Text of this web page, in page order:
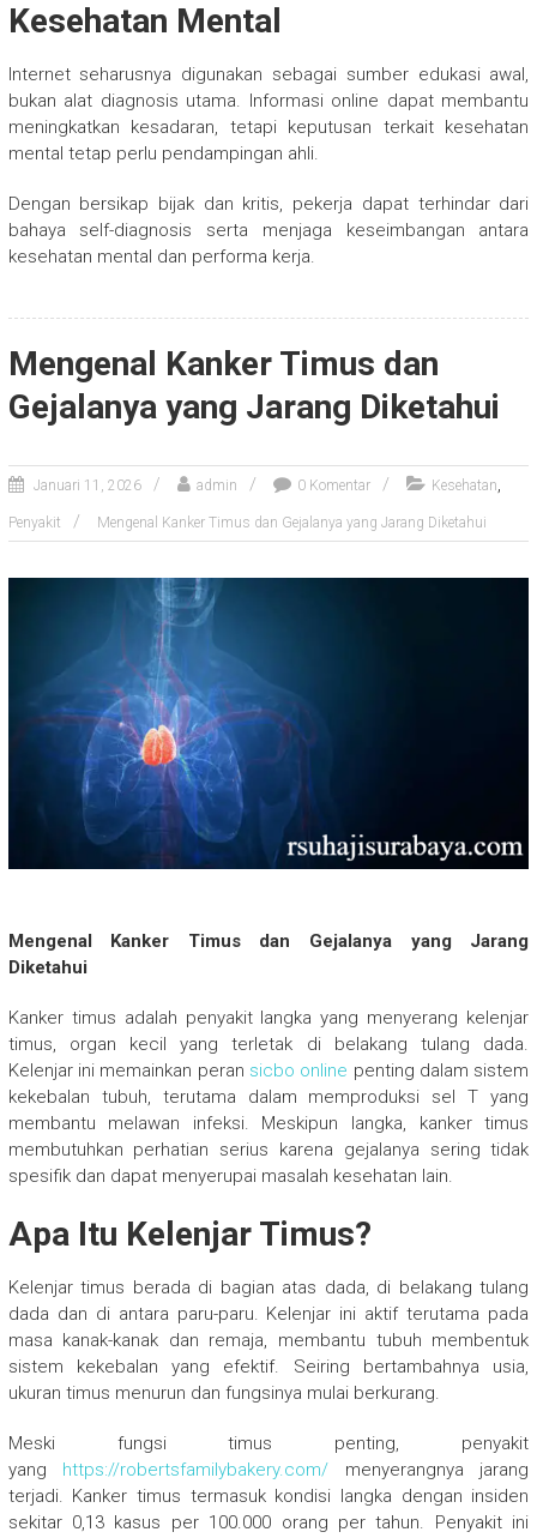
Kesehatan Mental
Internet seharusnya digunakan sebagai sumber edukasi awal,
bukan alat diagnosis utama. Informasi online dapat membantu
meningkatkan kesadaran, tetapi keputusan terkait kesehatan
mental tetap perlu pendampingan ahli.
Dengan bersikap bijak dan kritis, pekerja dapat terhindar dari
bahaya self-diagnosis serta menjaga keseimbangan antara
kesehatan mental dan performa kerja.
Mengenal Kanker Timus dan
Gejalanya yang Jarang Diketahui
Januari 11, 2026 admin 0 Komentar Kesehatan,
Penyakit Mengenal Kanker Timus dan Gejalanya yang Jarang Diketahui
Mengenal Kanker Timus dan Gejalanya yang Jarang
Diketahui
Kanker timus adalah penyakit langka yang menyerang kelenjar
timus, organ kecil yang terletak di belakang tulang dada.
Kelenjar ini memainkan peran sicbo online penting dalam sistem
kekebalan tubuh, terutama dalam memproduksi sel T yang
membantu melawan infeksi. Meskipun langka, kanker timus
membutuhkan perhatian serius karena gejalanya sering tidak
spesifik dan dapat menyerupai masalah kesehatan lain.
Apa Itu Kelenjar Timus?
Kelenjar timus berada di bagian atas dada, di belakang tulang
dada dan di antara paru-paru. Kelenjar ini aktif terutama pada
masa kanak-kanak dan remaja, membantu tubuh membentuk
sistem kekebalan yang efektif. Seiring bertambahnya usia,
ukuran timus menurun dan fungsinya mulai berkurang.
Meski fungsi timus penting, penyakit
yang https://robertsfamilybakery.com/ menyerangnya jarang
terjadi. Kanker timus termasuk kondisi langka dengan insiden
sekitar 0,13 kasus per 100.000 orang per tahun. Penyakit ini